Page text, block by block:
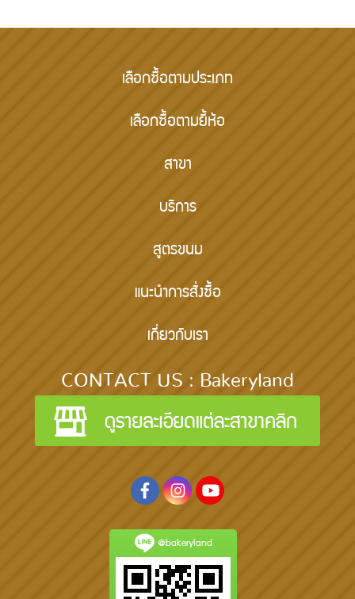
เลือกซื้อตามประเภท
เลือกซื้อตามยี้ห้อ
สาขา
บริการ
สูตรขนม
แนะนำการสั่งซื้อ
เกี่ยวกับเรา
CONTACT US : Bakeryland
@bakeryland